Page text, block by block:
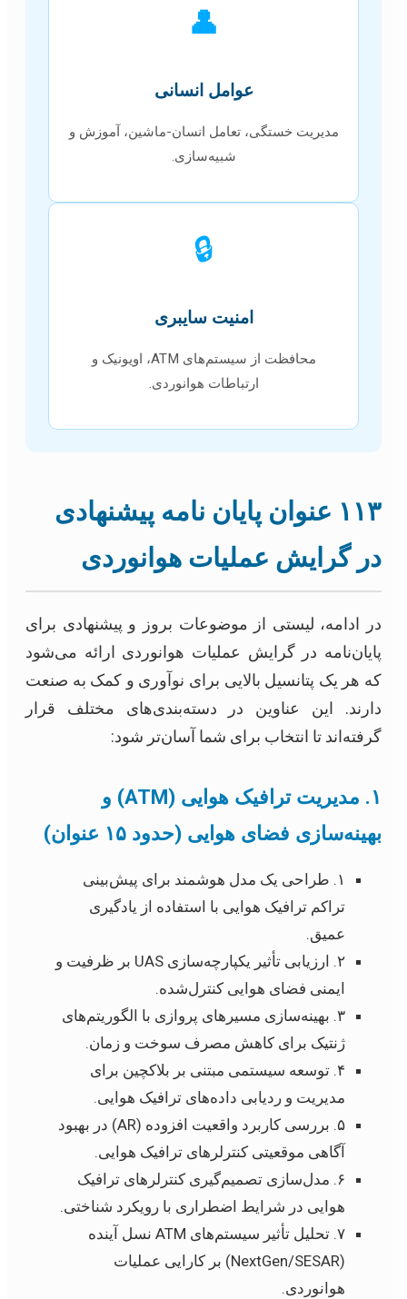
👤
عوامل انسانی
مدیریت خستگی، تعامل انسان-ماشین، آموزش و
شبیه‌سازی.
🔒
امنیت سایبری
محافظت از سیستم‌های ATM، اویونیک و
ارتباطات هوانوردی.
۱۱۳ عنوان پایان نامه پیشنهادی
در گرایش عملیات هوانوردی
در ادامه، لیستی از موضوعات بروز و پیشنهادی برای
پایان‌نامه در گرایش عملیات هوانوردی ارائه می‌شود
که هر یک پتانسیل بالایی برای نوآوری و کمک به صنعت
دارند. این عناوین در دسته‌بندی‌های مختلف قرار
گرفته‌اند تا انتخاب برای شما آسان‌تر شود:
۱. مدیریت ترافیک هوایی (ATM) و
بهینه‌سازی فضای هوایی (حدود ۱۵ عنوان)
۱. طراحی یک مدل هوشمند برای پیش‌بینی
تراکم ترافیک هوایی با استفاده از یادگیری
عمیق.
۲. ارزیابی تأثیر یکپارچه‌سازی UAS بر ظرفیت و
ایمنی فضای هوایی کنترل‌شده.
۳. بهینه‌سازی مسیرهای پروازی با الگوریتم‌های
ژنتیک برای کاهش مصرف سوخت و زمان.
۴. توسعه سیستمی مبتنی بر بلاکچین برای
مدیریت و ردیابی داده‌های ترافیک هوایی.
۵. بررسی کاربرد واقعیت افزوده (AR) در بهبود
آگاهی موقعیتی کنترلرهای ترافیک هوایی.
۶. مدل‌سازی تصمیم‌گیری کنترلرهای ترافیک
هوایی در شرایط اضطراری با رویکرد شناختی.
۷. تحلیل تأثیر سیستم‌های ATM نسل آینده
(NextGen/SESAR) بر کارایی عملیات
هوانوردی.